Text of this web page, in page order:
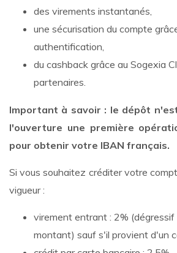
des virements instantanés,
une sécurisation du compte
authentification,
du cashback grâce au Sogexia
partenaires.
Important à savoir : le dépôt
l'ouverture une première
pour obtenir votre IBAN français.
Si vous souhaitez créditer votre
vigueur :
virement entrant : 2%
montant) sauf s'il provient d'un